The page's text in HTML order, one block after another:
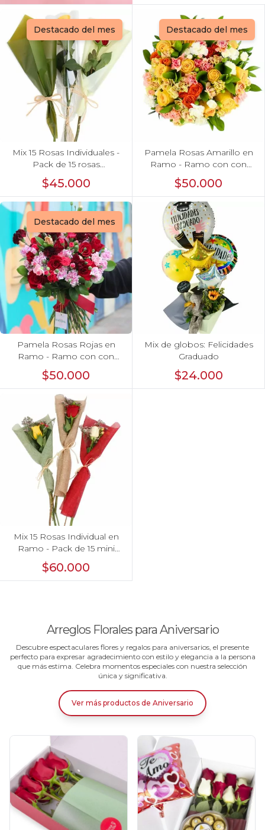
Destacado del mes
Mix 15 Rosas Individuales -
Pack de 15 rosas
individuales de colores
surtidos envueltas en
papel.
$45.000
Destacado del mes
Pamela Rosas Amarillo en
Ramo - Ramo con con
rosas amarillo y mini
claveles
$50.000
Destacado del mes
Pamela Rosas Rojas en
Ramo - Ramo con con
rosas rojas y mini claveles
$50.000
Mix de globos: Felicidades
Graduado
$24.000
Mix 15 Rosas Individual en
Ramo - Pack de 15 mini
ramos de rosas
individuales, hypericum y
limonium
$60.000
Arreglos Florales para Aniversario
Descubre espectaculares flores y regalos para aniversarios, el presente
perfecto para expresar agradecimiento con estilo y elegancia a la persona
que más estima. Celebra momentos especiales con nuestra selección
única y significativa.
Ver más productos de Aniversario